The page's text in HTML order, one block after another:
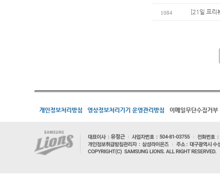
1084 [21일 프리
개인정보처리방침 영상정보처리기기 운영관리방침 이메일무단수집거부